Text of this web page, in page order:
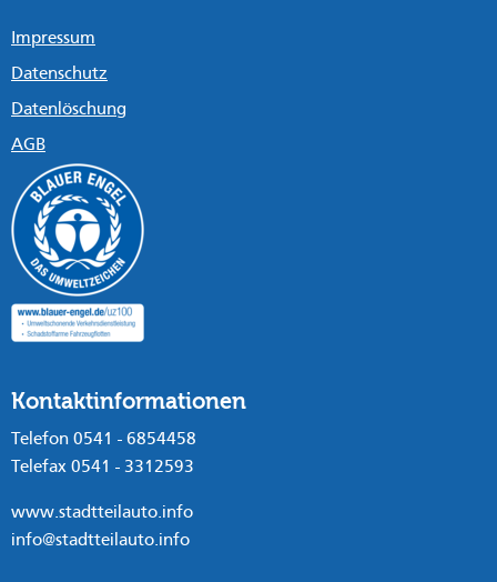
Impressum
Datenschutz
Datenlöschung
AGB
Kontaktinformationen
Telefon 0541 - 6854458
Telefax 0541 - 3312593
www.stadtteilauto.info
info@stadtteilauto.info